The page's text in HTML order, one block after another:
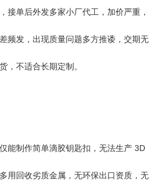
接单后外发多家小厂代工，加价严重，
频发，出现质量问题多方推诿，交期无
，不适合长期定制。
能制作简单滴胶钥匙扣，无法生产 3D
用回收劣质金属，无环保出口资质，无